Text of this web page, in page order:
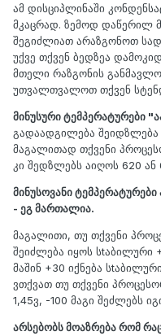
ამ დისციპლინაში
მკაცრად. ზემოდ დაწერილ
შეგიძლიათ არაზგონოთ
უქვე თქვენ ბედზეა
მთელი რაზგონის
უთვალთვალოთ თქვენ
მინუსური ტემპერატურები
გადაადგილება შეიდზლება
მაგალითად თქვენი
კი შედზლებს აიღოს 620 ან
მინუსოვანი
- ეგ მართალია.
მაგალითი, თუ თქვენი
შეიძლება იყოს სtაბილური
მაშინ +30 იქნება
ვთქვათ თუ თქვენი
1,45ვ, -100 მაგი შეძლებს
არსებობს მოაზრება რომ